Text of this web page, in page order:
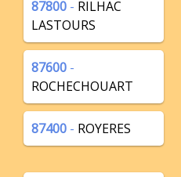
87800 - RILHAC
LASTOURS
87600 -
ROCHECHOUART
87400 - ROYERES